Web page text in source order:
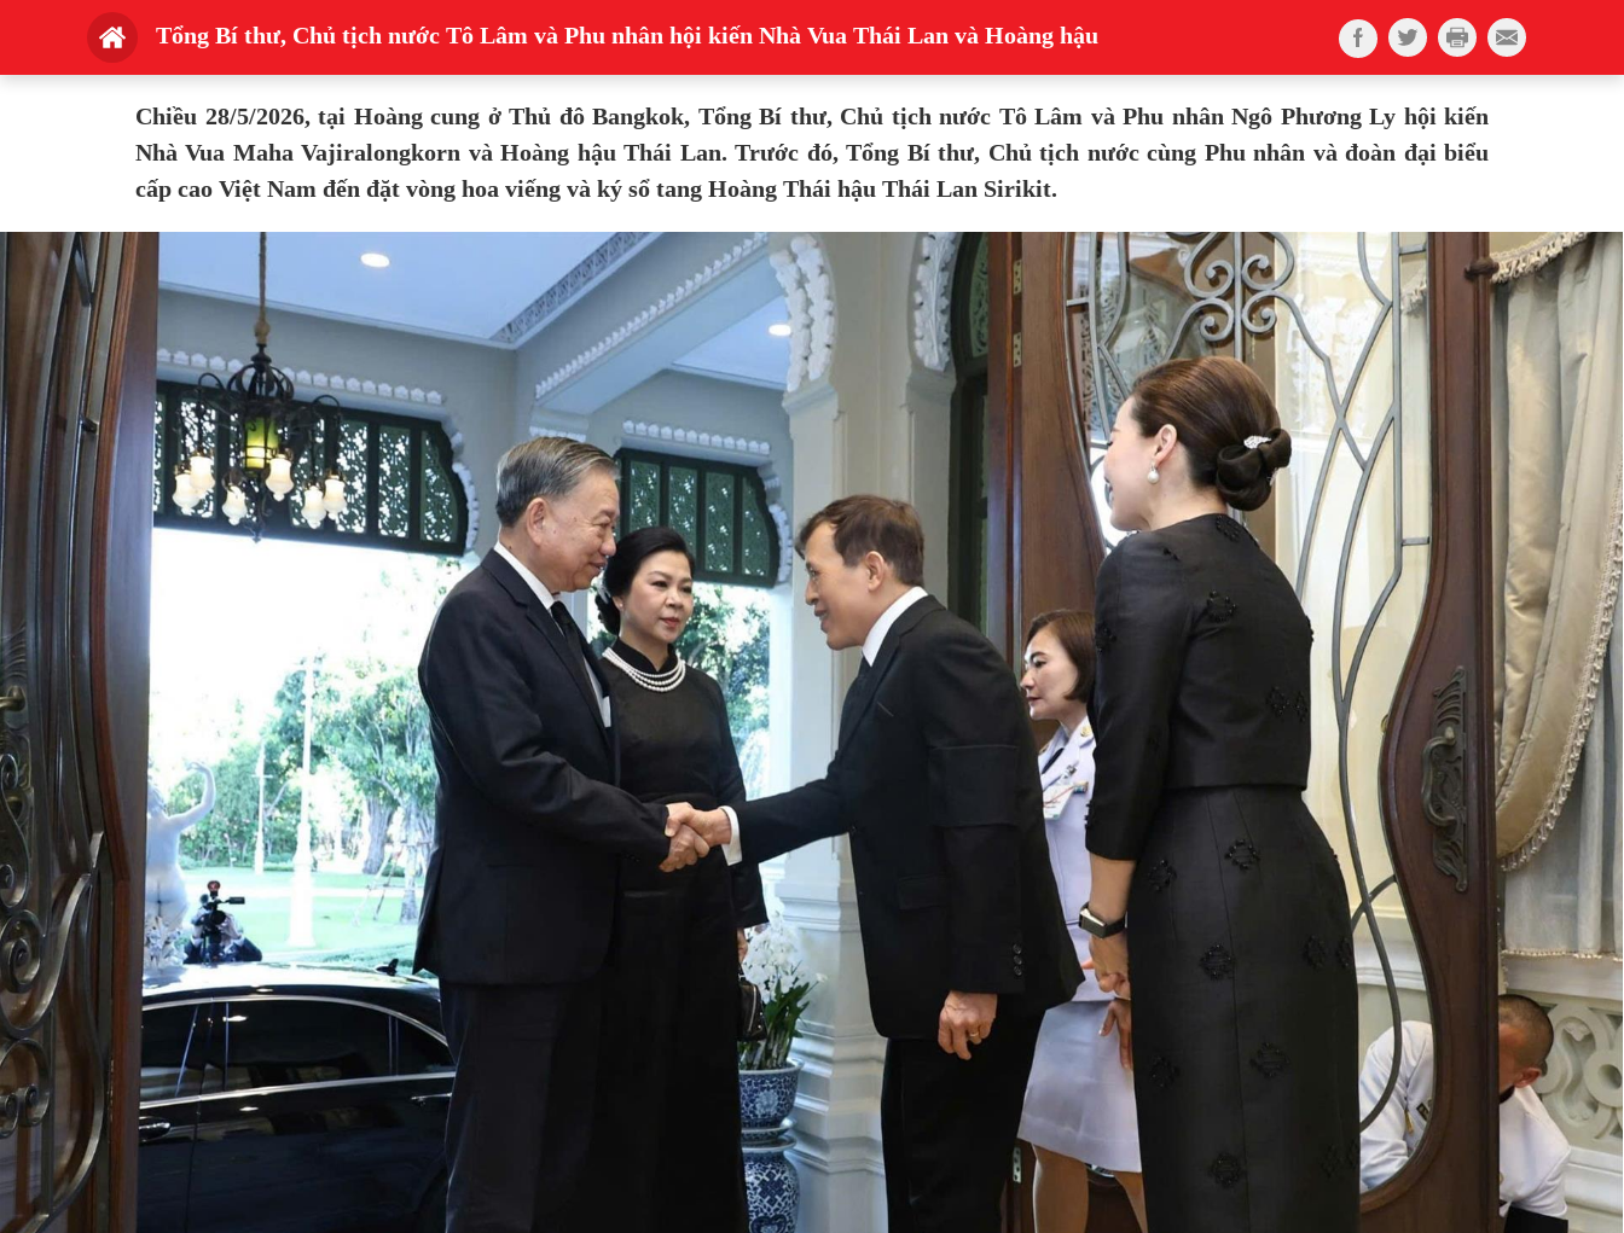
Tổng Bí thư, Chủ tịch nước Tô Lâm và Phu nhân hội kiến Nhà Vua Thái Lan và Hoàng hậu
Chiều 28/5/2026, tại Hoàng cung ở Thủ đô Bangkok, Tổng Bí thư, Chủ tịch nước Tô Lâm và Phu nhân Ngô Phương Ly hội kiến
Nhà Vua Maha Vajiralongkorn và Hoàng hậu Thái Lan. Trước đó, Tổng Bí thư, Chủ tịch nước cùng Phu nhân và đoàn đại biểu
cấp cao Việt Nam đến đặt vòng hoa viếng và ký sổ tang Hoàng Thái hậu Thái Lan Sirikit.